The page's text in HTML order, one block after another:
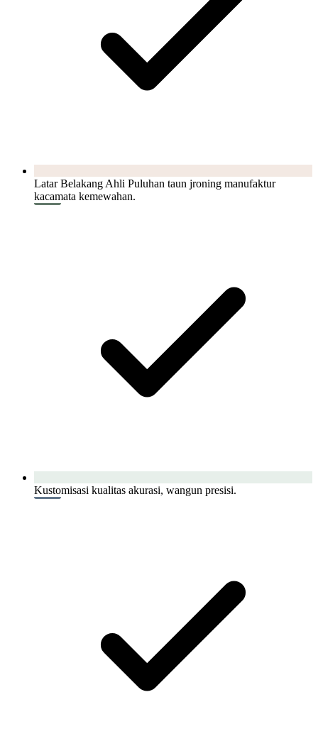
Latar Belakang Ahli Puluhan taun jroning manufaktur
kacamata kemewahan.
Kustomisasi kualitas akurasi, wangun presisi.